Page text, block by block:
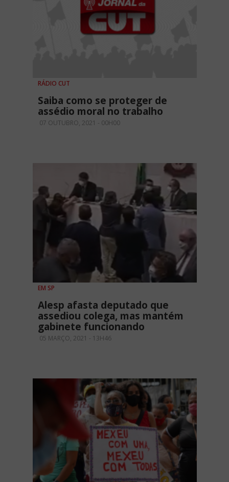
RÁDIO CUT
Saiba como se proteger de
assédio moral no trabalho
07 OUTUBRO, 2021 - 00H00
EM SP
Alesp afasta deputado que
assediou colega, mas mantém
gabinete funcionando
05 MARÇO, 2021 - 13H46